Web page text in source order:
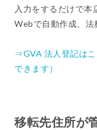
入力をするだけで
Webで自動作成、法
⇒GVA 法人登記は
できます）
移転先住所が